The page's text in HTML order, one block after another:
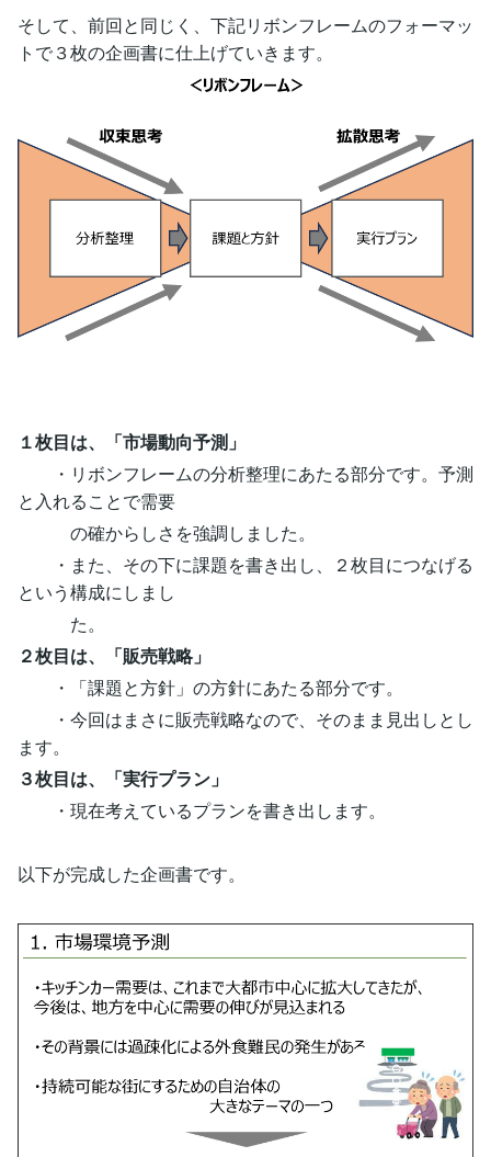
そして、前回と同じく、下記リボンフレームのフォーマッ
トで３枚の企画書に仕上げていきます。
１枚目は、「市場動向予測」
・リボンフレームの分析整理にあたる部分です。予測
と入れることで需要
の確からしさを強調しました。
・また、その下に課題を書き出し、２枚目につなげる
という構成にしまし
た。
２枚目は、「販売戦略」
・「課題と方針」の方針にあたる部分です。
・今回はまさに販売戦略なので、そのまま見出しとし
ます。
３枚目は、「実行プラン」
・現在考えているプランを書き出します。
以下が完成した企画書です。